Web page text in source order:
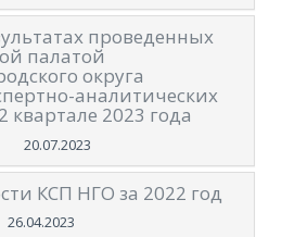
проведенных
палатой
округа
аналитических
2023 года
20.07.2023
КСП НГО за 2022 год
26.04.2023